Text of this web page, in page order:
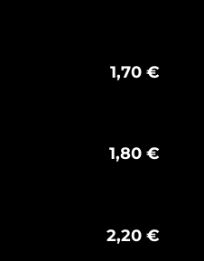
1,70 €
1,80 €
2,20 €